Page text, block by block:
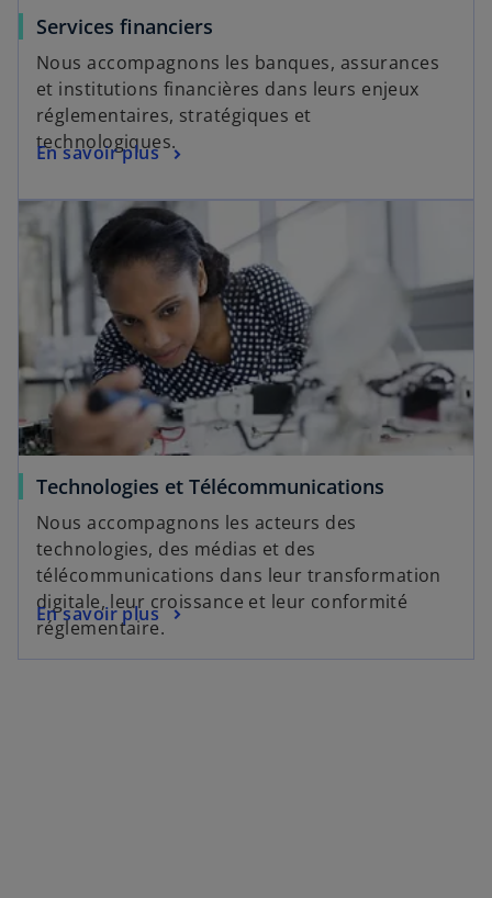
Services financiers
Nous accompagnons les banques, assurances
et institutions financières dans leurs enjeux
réglementaires, stratégiques et
technologiques.
En savoir plus
Technologies et Télécommunications
Nous accompagnons les acteurs des
technologies, des médias et des
télécommunications dans leur transformation
digitale, leur croissance et leur conformité
réglementaire.
En savoir plus